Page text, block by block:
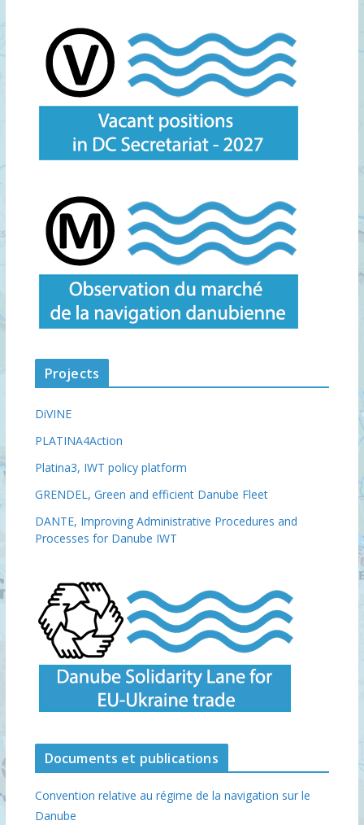
Projects
DiVINE
PLATINA4Action
Platina3, IWT policy platform
GRENDEL, Green and efficient Danube Fleet
DANTE, Improving Administrative Procedures and
Processes for Danube IWT
Documents et publications
Convention relative au régime de la navigation sur le
Danube